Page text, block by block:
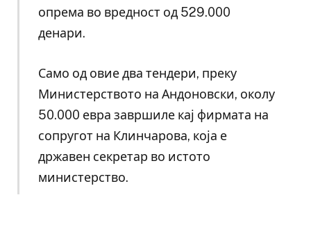
опрема во вредност од 529.000
денари.
Само од овие два тендери, преку
Министерството на Андоновски, околу
50.000 евра завршиле кај фирмата на
сопругот на Клинчарова, која е
државен секретар во истото
министерство.